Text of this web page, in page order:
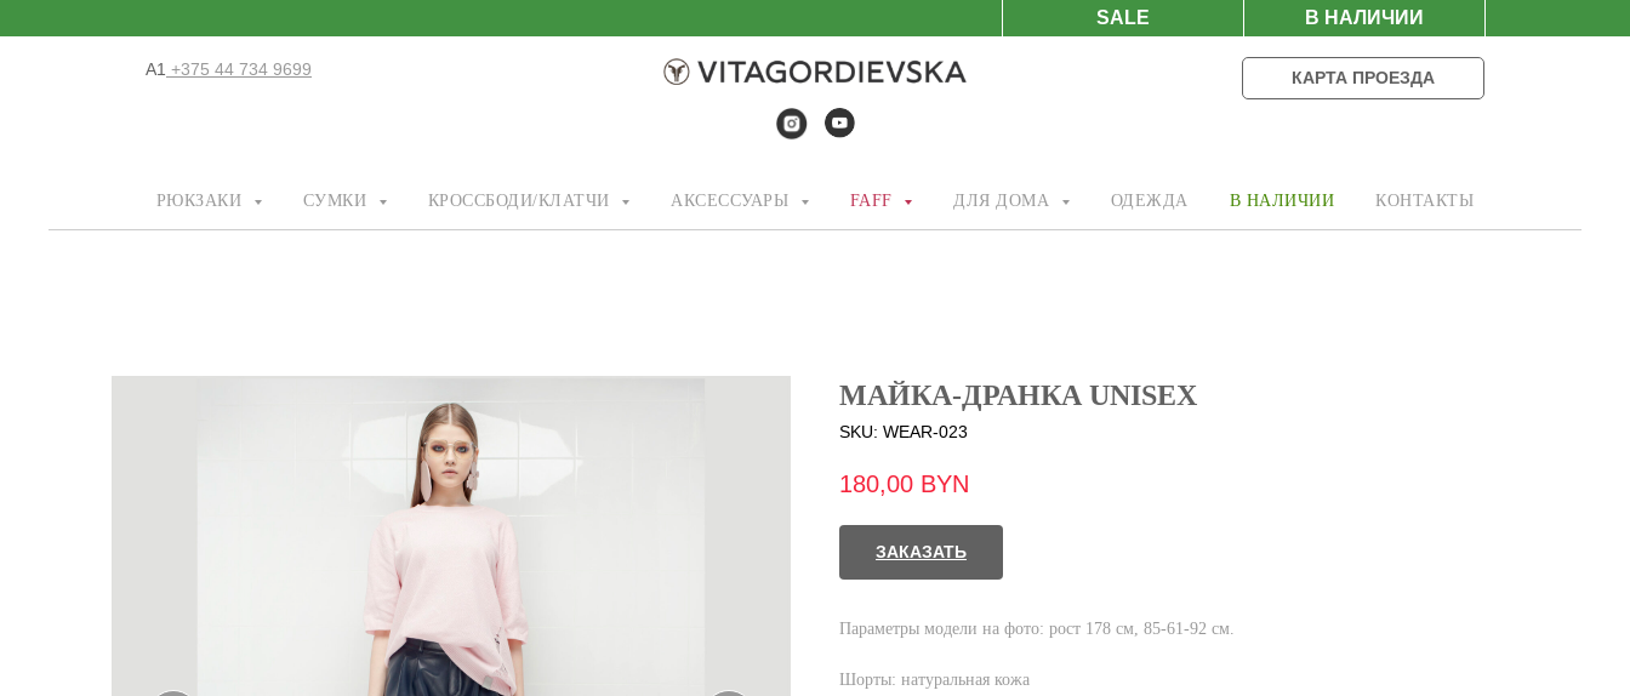
В НАЛИЧИИ
SALE
А1 +375 44 734 9699 КАРТА ПРОЕЗДА
РЮКЗАКИ СУМКИ КРОССБОДИ/КЛАТЧИ АКСЕССУАРЫ FAFF ДЛЯ ДОМА ОДЕЖДА В НАЛИЧИИ КОНТАКТЫ
МАЙКА-ДРАНКА UNISEX
SKU: WEAR-023
180,00 BYN
ЗАКАЗАТЬ
Параметры модели на фото: рост 178 см, 85-61-92 см.
Шорты: натуральная кожа